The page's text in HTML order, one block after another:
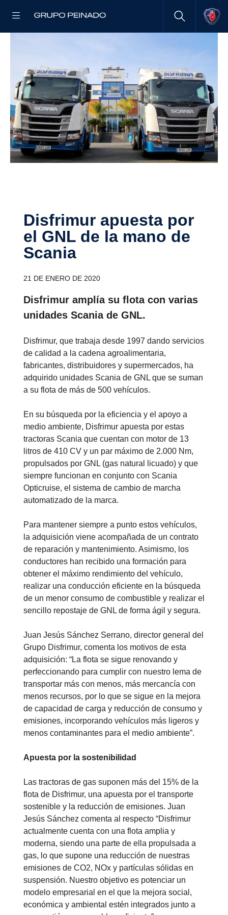
Disfrimur apuesta por
el GNL de la mano de
Scania
21 DE ENERO DE 2020
Disfrimur amplía su flota con varias
unidades Scania de GNL.
Disfrimur, que trabaja desde 1997 dando servicios
de calidad a la cadena agroalimentaria,
fabricantes, distribuidores y supermercados, ha
adquirido unidades Scania de GNL que se suman
a su flota de más de 500 vehículos.
En su búsqueda por la eficiencia y el apoyo a
medio ambiente, Disfrimur apuesta por estas
tractoras Scania que cuentan con motor de 13
litros de 410 CV y un par máximo de 2.000 Nm,
propulsados por GNL (gas natural licuado) y que
siempre funcionan en conjunto con Scania
Opticruise, el sistema de cambio de marcha
automatizado de la marca.
Para mantener siempre a punto estos vehículos,
la adquisición viene acompañada de un contrato
de reparación y mantenimiento. Asimismo, los
conductores han recibido una formación para
obtener el máximo rendimiento del vehículo,
realizar una conducción eficiente en la búsqueda
de un menor consumo de combustible y realizar el
sencillo repostaje de GNL de forma ágil y segura.
Juan Jesús Sánchez Serrano, director general del
Grupo Disfrimur, comenta los motivos de esta
adquisición: “La flota se sigue renovando y
perfeccionando para cumplir con nuestro lema de
transportar más con menos, más mercancía con
menos recursos, por lo que se sigue en la mejora
de capacidad de carga y reducción de consumo y
emisiones, incorporando vehículos más ligeros y
menos contaminantes para el medio ambiente”.
Apuesta por la sostenibilidad
Las tractoras de gas suponen más del 15% de la
flota de Disfrimur, una apuesta por el transporte
sostenible y la reducción de emisiones. Juan
Jesús Sánchez comenta al respecto “Disfrimur
actualmente cuenta con una flota amplia y
moderna, siendo una parte de ella propulsada a
gas, lo que supone una reducción de nuestras
emisiones de CO2, NOx y partículas sólidas en
suspensión. Nuestro objetivo es potenciar un
modelo empresarial en el que la mejora social,
económica y ambiental estén integrados junto a